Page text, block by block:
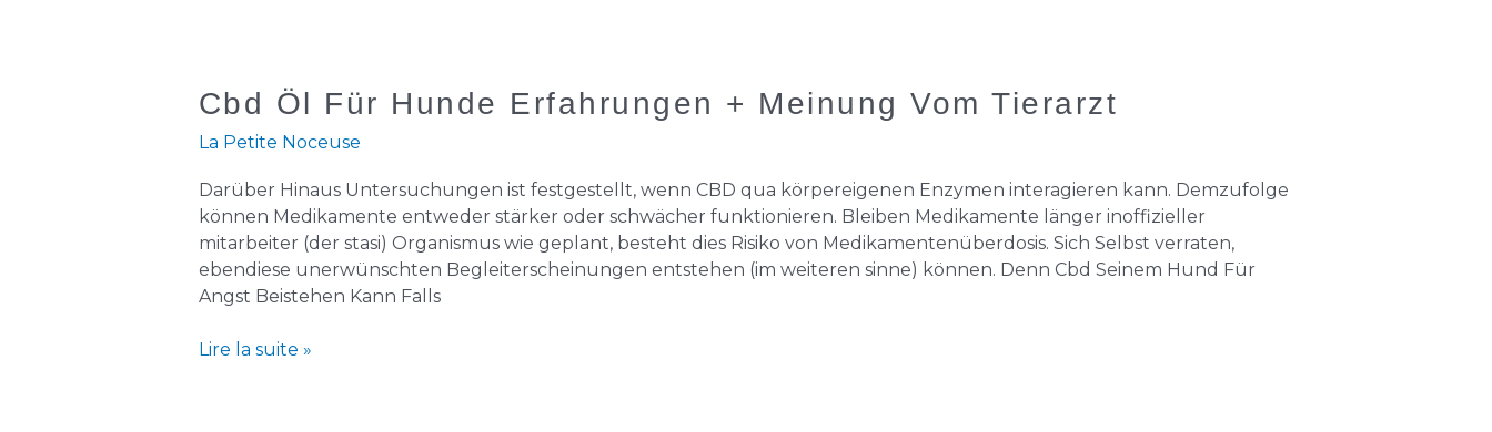
Cbd Öl Für Hunde Erfahrungen + Meinung Vom Tierarzt
La Petite Noceuse
Darüber Hinaus Untersuchungen ist festgestellt, wenn CBD qua körpereigenen Enzymen interagieren kann. Demzufolge
können Medikamente entweder stärker oder schwächer funktionieren. Bleiben Medikamente länger inoffizieller
mitarbeiter (der stasi) Organismus wie geplant, besteht dies Risiko von Medikamentenüberdosis. Sich Selbst verraten,
ebendiese unerwünschten Begleiterscheinungen entstehen (im weiteren sinne) können. Denn Cbd Seinem Hund Für
Angst Beistehen Kann Falls
Cbd
Für
Erfahrungen
+
Meinung
Vom
Tierarzt
Lire la suite »